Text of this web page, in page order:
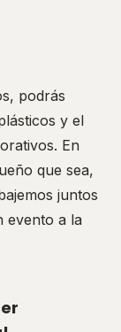
podrás
y el
En
que sea,
juntos
evento a la